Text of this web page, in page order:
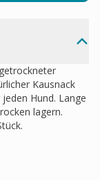
Kausnack
Hund. Lange
lagern.